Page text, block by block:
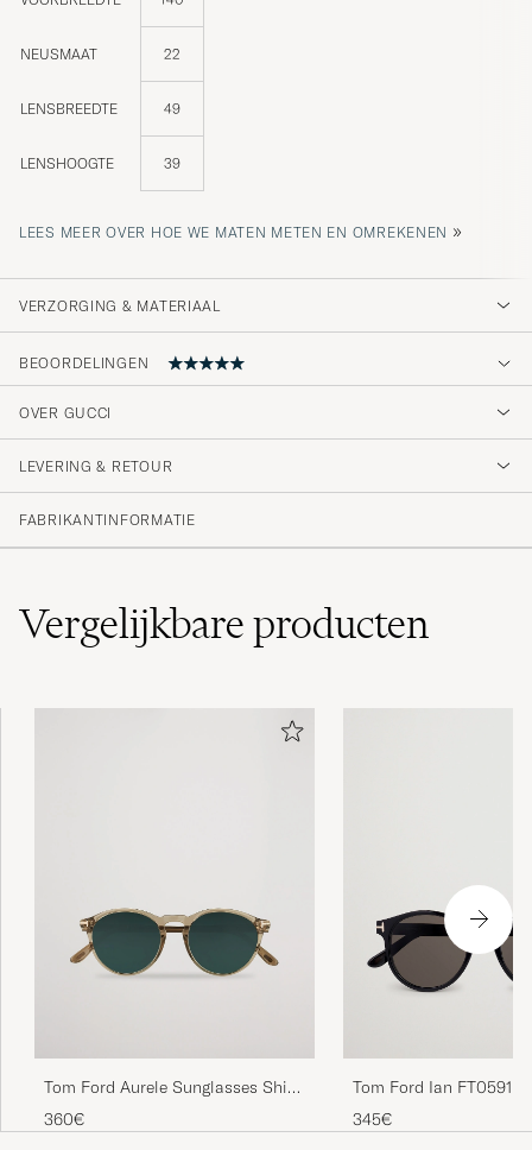
NEUSMAAT 22
LENSBREEDTE 49
LENSHOOGTE 39
LEES MEER OVER HOE WE MATEN METEN EN OMREKENEN »
VERZORGING & MATERIAAL
BEOORDELINGEN
5
OVER GUCCI
LEVERING & RETOUR
FABRIKANTINFORMATIE
Vergelijkbareproducten
Tom Ford Aurele Sunglasses Shiny
Beige/Blue
360€
Tom Ford Ian FT0591
Shiny Black
345€